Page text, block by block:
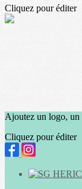
Cliquez pour éditer
Ajoutez un logo, un
Cliquez pour éditer